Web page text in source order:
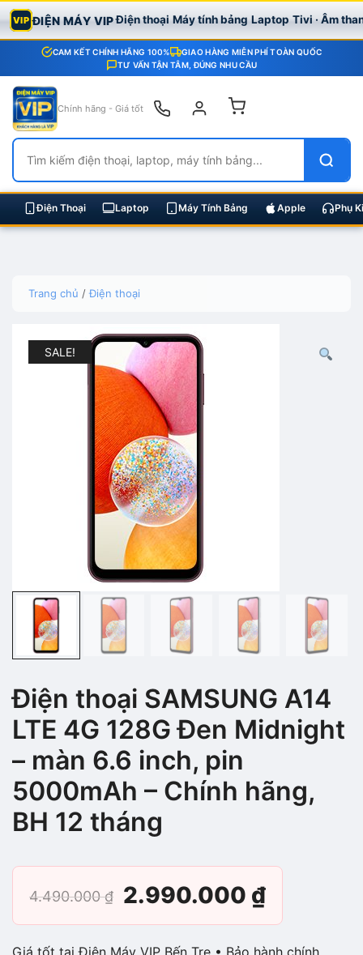
VIP ĐIỆN MÁY VIPĐiện thoại Máy tính bảng Laptop Tivi · Âm
CAM KẾT CHÍNH HÃNG 100%
GIAO HÀNG MIỄN PHÍ TOÀN QUỐC
TƯ VẤN TẬN TÂM, ĐÚNG NHU CẦU
Chính hãng - Giá tốt
Điện Thoại Laptop Máy Tính Bảng Apple Phụ
Trang chủ /Điện thoại
SALE!
Điện thoại SAMSUNG A14
LTE 4G 128G Đen Midnight
– màn 6.6 inch, pin
5000mAh – Chính hãng,
BH 12 tháng
4.490.000₫
Giá
gốc
2.990.000 ₫Giá
hiện
Giá tốt tại Điện Máy VIP Bến Tre • Bảo hành chính